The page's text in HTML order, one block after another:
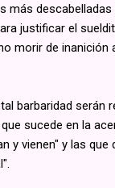
más
justificar el
morir de inanición
barbaridad serán
sucede en la
y vienen" y las